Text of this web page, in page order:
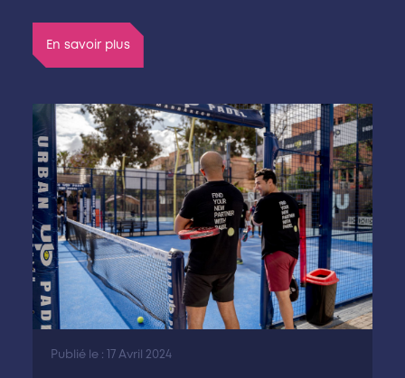
En savoir plus
Publié le : 17 Avril 2024